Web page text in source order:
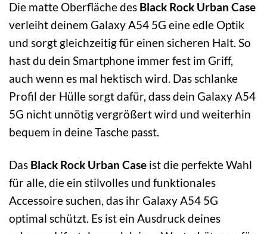
Die matte Oberfläche des Black Rock Urban Case
verleiht deinem Galaxy A54 5G eine edle Optik
und sorgt gleichzeitig für einen sicheren Halt. So
hast du dein Smartphone immer fest im Griff,
auch wenn es mal hektisch wird. Das schlanke
Profil der Hülle sorgt dafür, dass dein Galaxy A54
5G nicht unnötig vergrößert wird und weiterhin
bequem in deine Tasche passt.
Das Black Rock Urban Case ist die perfekte Wahl
für alle, die ein stilvolles und funktionales
Accessoire suchen, das ihr Galaxy A54 5G
optimal schützt. Es ist ein Ausdruck deines